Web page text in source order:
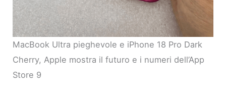
MacBook Ultra pieghevole e iPhone 18 Pro Dark
Cherry, Apple mostra il futuro e i numeri dell’App
Store 9